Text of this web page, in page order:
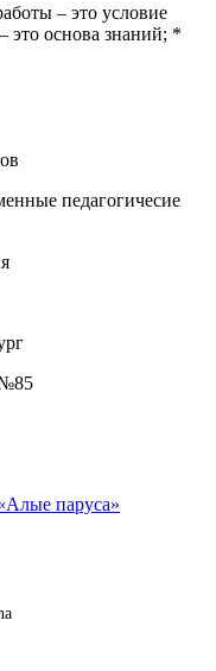
– это условие
это основа знаний; *
педагогичесие
паруса»